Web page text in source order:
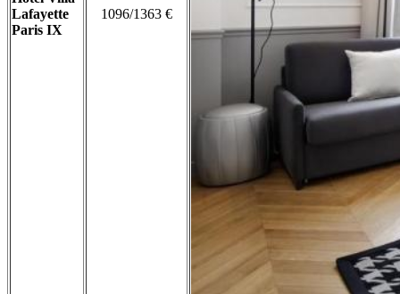
Lafayette
Paris IX
1096/1363 €